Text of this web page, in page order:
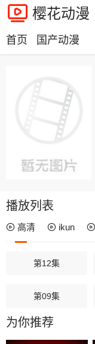
樱花动漫
首页 国产动漫
播放列表
高清 ikun
第12集
第09集
第06集
为你推荐